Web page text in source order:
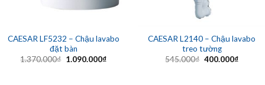
CAESAR LF5232 – Chậu lavabo
đặt bàn
1.370.000₫ Giá
1.090.000₫Giá
CAESAR L2140 – Chậu lavabo
treo tường
545.000₫ Giá
400.000₫Giá